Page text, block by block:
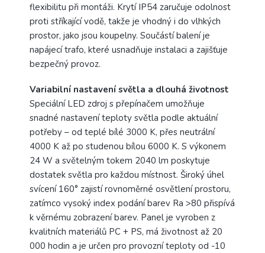
flexibilitu při montáži. Krytí IP54 zaručuje odolnost
proti stříkající vodě, takže je vhodný i do vlhkých
prostor, jako jsou koupelny. Součástí balení je
napájecí trafo, které usnadňuje instalaci a zajišťuje
bezpečný provoz.
Variabilní nastavení světla a dlouhá životnost
Speciální LED zdroj s přepínačem umožňuje
snadné nastavení teploty světla podle aktuální
potřeby – od teplé bílé 3000 K, přes neutrální
4000 K až po studenou bílou 6000 K. S výkonem
24 W a světelným tokem 2040 lm poskytuje
dostatek světla pro každou místnost. Široký úhel
svícení 160° zajistí rovnoměrné osvětlení prostoru,
zatímco vysoký index podání barev Ra >80 přispívá
k věrnému zobrazení barev. Panel je vyroben z
kvalitních materiálů PC + PS, má životnost až 20
000 hodin a je určen pro provozní teploty od -10